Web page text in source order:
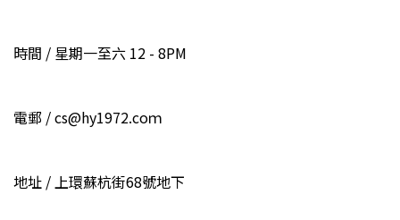
時間 / 星期一至六 12 - 8PM
電郵 / cs@hy1972.coｍ
地址 / 上環蘇杭街68號地下